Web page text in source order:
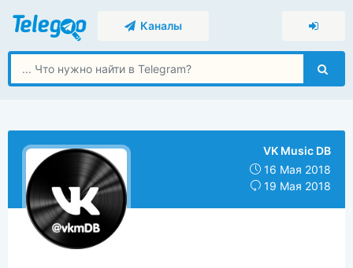
Каналы
VK Music DB
16 Мая 2018
19 Мая 2018